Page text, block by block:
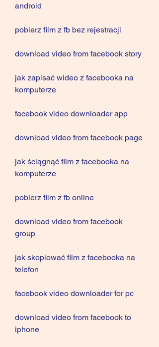
android
pobierz film z fb bez rejestracji
download video from facebook story
jak zapisać wideo z facebooka na
komputerze
facebook video downloader app
download video from facebook page
jak ściągnąć film z facebooka na
komputerze
pobierz film z fb online
download video from facebook
group
jak skopiować film z facebooka na
telefon
facebook video downloader for pc
download video from facebook to
iphone